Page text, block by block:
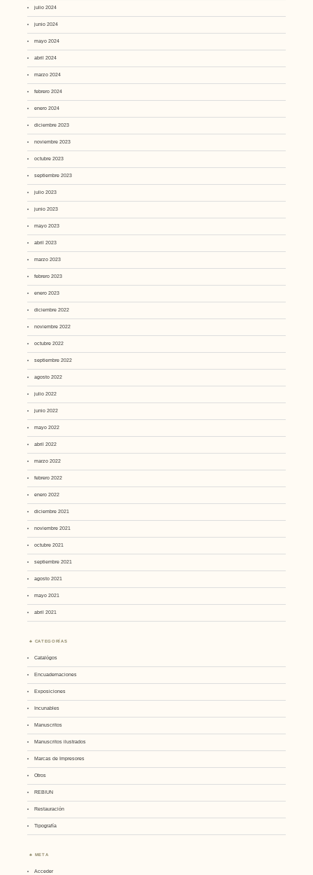
julio 2024
junio 2024
mayo 2024
abril 2024
marzo 2024
febrero 2024
enero 2024
diciembre 2023
noviembre 2023
octubre 2023
septiembre 2023
julio 2023
junio 2023
mayo 2023
abril 2023
marzo 2023
febrero 2023
enero 2023
diciembre 2022
noviembre 2022
octubre 2022
septiembre 2022
agosto 2022
julio 2022
junio 2022
mayo 2022
abril 2022
marzo 2022
febrero 2022
enero 2022
diciembre 2021
noviembre 2021
octubre 2021
septiembre 2021
agosto 2021
mayo 2021
abril 2021
CATEGORÍAS
Catalógos
Encuadernaciones
Exposiciones
Incunables
Manuscritos
Manuscritos ilustrados
Marcas de Impresores
Otros
REBIUN
Restauración
Tipografía
META
Acceder